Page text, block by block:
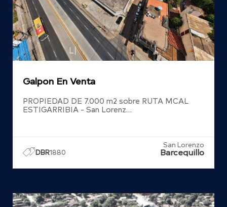
Galpon En Venta
PROPIEDAD DE 7.000 m2 sobre RUTA MCAL
ESTIGARRIBIA - San Lorenz…
DBR1880
San Lorenzo
Barcequillo